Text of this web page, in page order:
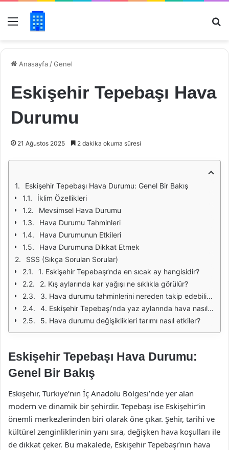
Menü
Anasayfa /Genel
Eskişehir Tepebaşı Hava
Durumu
21 Ağustos 2025 2 dakika okuma süresi
Eskişehir Tepebaşı Hava Durumu: Genel Bir Bakış
İklim Özellikleri
Mevsimsel Hava Durumu
Hava Durumu Tahminleri
Hava Durumunun Etkileri
Hava Durumuna Dikkat Etmek
SSS (Sıkça Sorulan Sorular)
1. Eskişehir Tepebaşı’nda en sıcak ay hangisidir?
2. Kış aylarında kar yağışı ne sıklıkla görülür?
3. Hava durumu tahminlerini nereden takip edebilirim?
4. Eskişehir Tepebaşı’nda yaz aylarında hava nasıl olur?
5. Hava durumu değişiklikleri tarımı nasıl etkiler?
Eskişehir Tepebaşı Hava Durumu:
Genel Bir Bakış
Eskişehir, Türkiye’nin İç Anadolu Bölgesi’nde yer alan
modern ve dinamik bir şehirdir. Tepebaşı ise Eskişehir’in
önemli merkezlerinden biri olarak öne çıkar. Şehir, tarihi ve
kültürel zenginliklerinin yanı sıra, değişken hava koşulları ile
de dikkat çeker. Bu makalede, Eskişehir Tepebaşı’nın hava